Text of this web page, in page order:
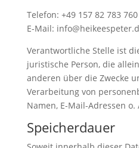
Telefon: +49 157 82 783 760
E-Mail:
Verantwortliche Stelle ist
juristische Person, die
anderen über die Zwecke
Verarbeitung von
Namen, E-Mail-Adressen o.
Speicherdauer